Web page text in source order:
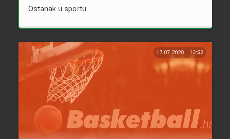
Ostanak u sportu
17.07.2020. 13:52